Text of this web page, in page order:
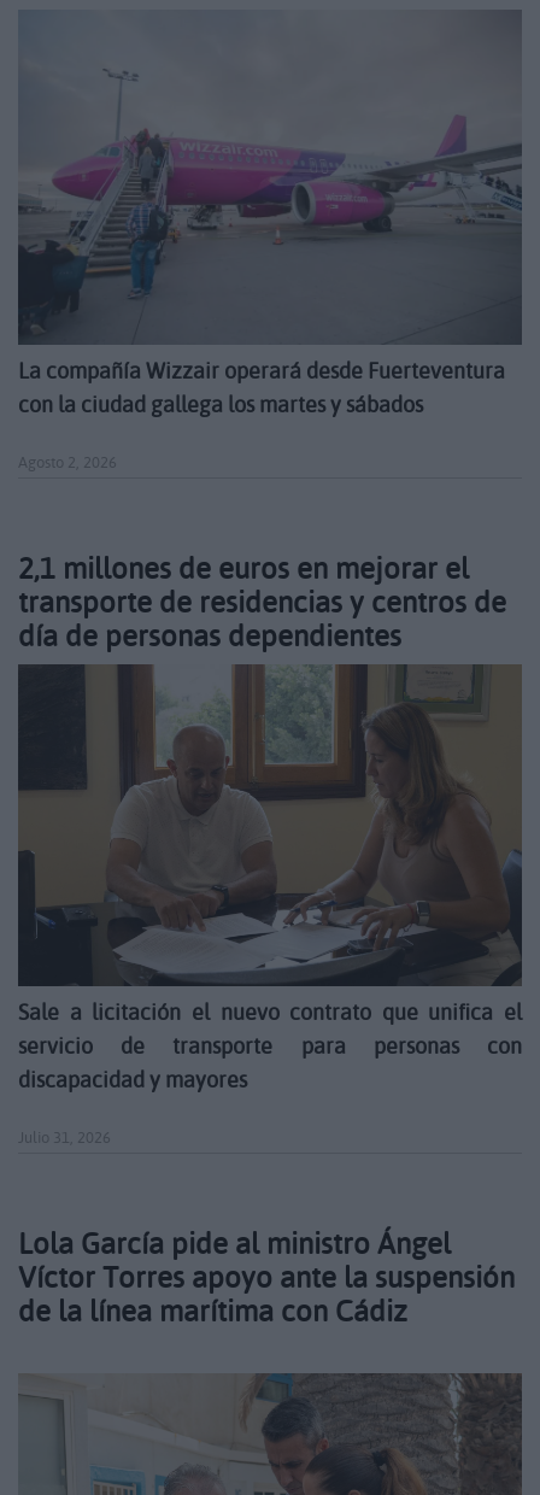
La compañía Wizzair operará desde Fuerteventura
con la ciudad gallega los martes y sábados
Agosto 2, 2026
2,1 millones de euros en mejorar el
transporte de residencias y centros de
día de personas dependientes
Sale a licitación el nuevo contrato que unifica el
servicio de transporte para personas con
discapacidad y mayores
Julio 31, 2026
Lola García pide al ministro Ángel
Víctor Torres apoyo ante la suspensión
de la línea marítima con Cádiz